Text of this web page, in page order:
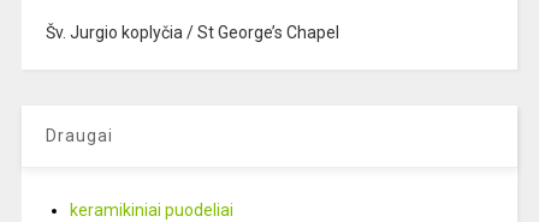
Šv. Jurgio koplyčia / St George’s Chapel
Draugai
keramikiniai puodeliai